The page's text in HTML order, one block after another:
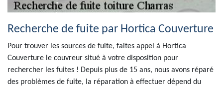
Recherche de fuite par Hortica Couverture
Pour trouver les sources de fuite, faites appel à Hortica
Couverture le couvreur situé à votre disposition pour
rechercher les fuites ! Depuis plus de 15 ans, nous avons réparé
des problèmes de fuite, la réparation à effectuer dépend du